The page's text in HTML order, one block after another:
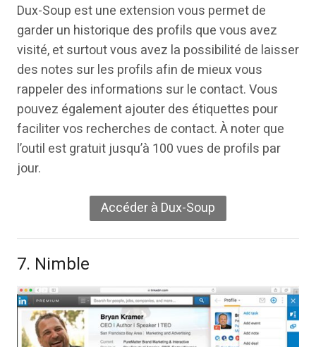
Dux-Soup est une extension vous permet de
garder un historique des profils que vous avez
visité, et surtout vous avez la possibilité de laisser
des notes sur les profils afin de mieux vous
rappeler des informations sur le contact. Vous
pouvez également ajouter des étiquettes pour
faciliter vos recherches de contact. À noter que
l’outil est gratuit jusqu’à 100 vues de profils par
jour.
Accéder à Dux-Soup
7. Nimble